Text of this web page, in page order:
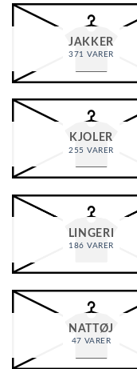
JAKKER
371 VARER
KJOLER
255 VARER
LINGERI
186 VARER
NATTØJ
47 VARER